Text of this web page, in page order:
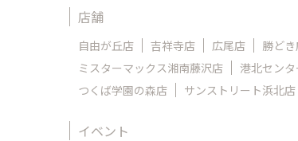
店舗
自由が丘店 吉祥寺店 広尾店 勝ど
ミスターマックス湘南藤沢店
港北セン
つくば学園の森店
サンストリート浜北店
イベント